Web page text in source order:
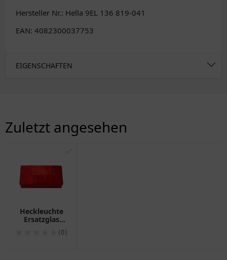
Hersteller Nr.: Hella 9EL 136 819-041
EAN: 4082300037753
EIGENSCHAFTEN
Zuletzt angesehen
✅
Heckleuchte
Ersatzglas
(0)